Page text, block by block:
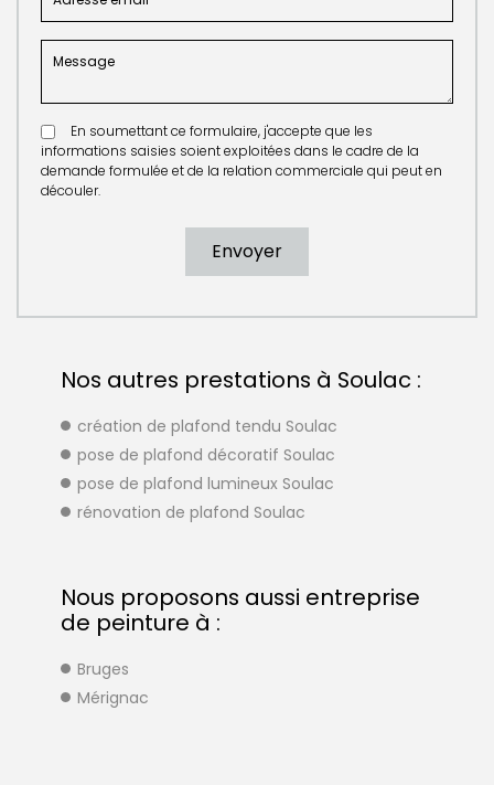
En soumettant ce formulaire, j'accepte que les
informations saisies soient exploitées dans le cadre de la
demande formulée et de la relation commerciale qui peut en
découler.
Nos autres prestations à Soulac :
création de plafond tendu Soulac
pose de plafond décoratif Soulac
pose de plafond lumineux Soulac
rénovation de plafond Soulac
Nous proposons aussi entreprise
de peinture à :
Bruges
Mérignac